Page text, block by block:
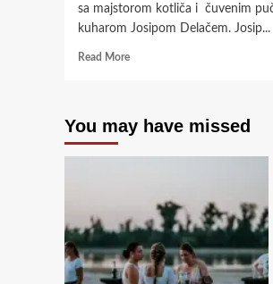
sa majstorom kotliča i čuvenim
kuharom Josipom Delačem. Josip...
Read MoreRead
EXPERT
AKADEMIJA
U
DVORI
You may have missed